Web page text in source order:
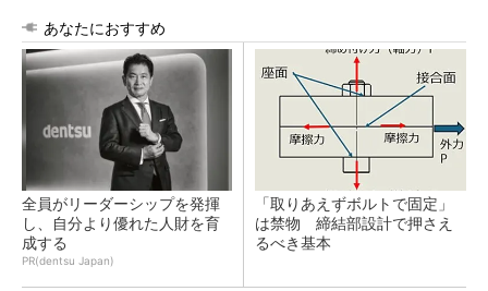
あなたにおすすめ
全員がリーダーシップを発揮
し、自分より優れた人財を育
成する
PR(dentsu Japan)
「取りあえずボルトで固定」
は禁物 締結部設計で押さえ
るべき基本